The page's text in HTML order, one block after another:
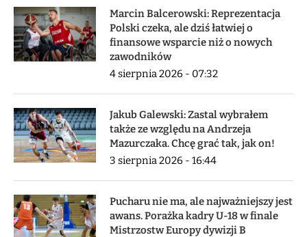
Marcin Balcerowski: Reprezentacja
Polski czeka, ale dziś łatwiej o
finansowe wsparcie niż o nowych
zawodników
4 sierpnia 2026 - 07:32
Jakub Galewski: Zastal wybrałem
także ze względu na Andrzeja
Mazurczaka. Chcę grać tak, jak on!
3 sierpnia 2026 - 16:44
Pucharu nie ma, ale najważniejszy jest
awans. Porażka kadry U-18 w finale
Mistrzostw Europy dywizji B